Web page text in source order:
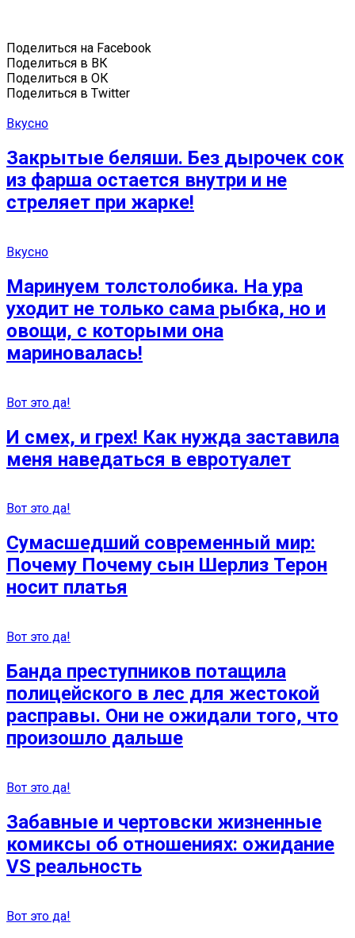
Поделиться на Facebook
Поделиться в ВК
Поделиться в ОК
Поделиться в Twitter
Вкусно
Закрытые беляши. Без дырочек сок
из фарша остается внутри и не
стреляет при жарке!
Вкусно
Маринуем толстолобика. На ура
уходит не только сама рыбка, но и
овощи, с которыми она
мариновалась!
Вот это да!
И смех, и грех! Как нужда заставила
меня наведаться в евротуалет
Вот это да!
Сумасшедший современный мир:
Почему Почему сын Шерлиз Терон
носит платья
Вот это да!
Банда преступников потащила
полицейского в лес для жeстокой
расправы. Они не ожидали того, что
произошло дальше
Вот это да!
Забавные и чертовски жизненные
комиксы об отношениях: ожидание
VS реальность
Вот это да!